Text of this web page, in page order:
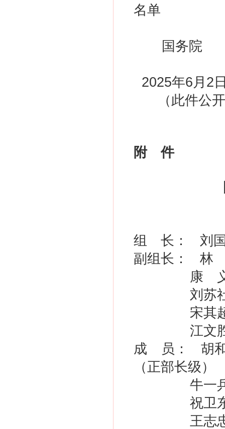
名单
国
2025年
（此件公开
附 件
组 长： 刘
副组长：
康 义 国
刘苏社
宋
江文
成 员： 胡
（正部长级）
牛一
祝卫
王志